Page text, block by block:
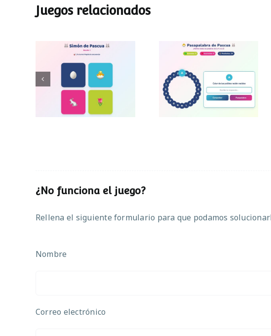
Juegos relacionados
Simon de Pascua
Pasapalabra de
Pascua
¿No funciona el juego?
Rellena el siguiente formulario para que podamos
Nombre
Correo electrónico